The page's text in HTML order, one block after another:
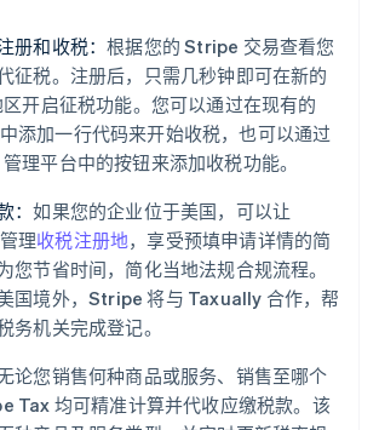
册和收税：根据您的 Stripe 交易查看您
征税。注册后，只需几秒钟即可在新的
开启征税功能。您可以通过在现有的
添加一行代码来开始收税，也可以通过
理平台中的按钮来添加收税功能。
：如果您的企业位于美国，可以让
理收税注册地，享受预填申请详情的简
节省时间，简化当地法规合规流程。
国境外，Stripe 将与 Taxually 合作，帮
务机关完成登记。
论您销售何种商品或服务、销售至哪个
Tax 均可精准计算并代收应缴税款。该